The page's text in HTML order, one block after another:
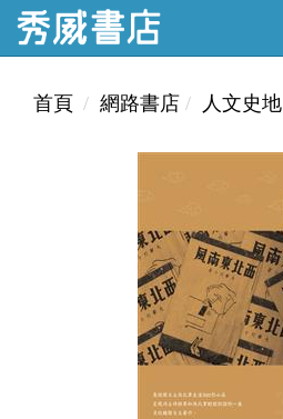
首頁 網路書店 人文史地